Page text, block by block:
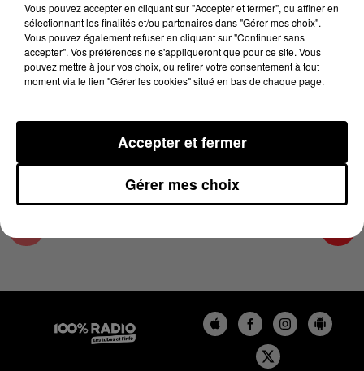
7 novembre 2023 - 4 min 27 sec
LES INFOS DU PAYS CATALAN DU 07/11/2023
À 17H00
Podcasts infos du Pays Catalan
Vous pouvez accepter en cliquant sur "Accepter et fermer", ou affiner en
sélectionnant les finalités et/ou partenaires dans "Gérer mes choix".
Vous pouvez également refuser en cliquant sur "Continuer sans
accepter". Vos préférences ne s'appliqueront que pour ce site. Vous
pouvez mettre à jour vos choix, ou retirer votre consentement à tout
moment via le lien "Gérer les cookies" situé en bas de chaque page.
Gérer mes choix
Accepter et fermer